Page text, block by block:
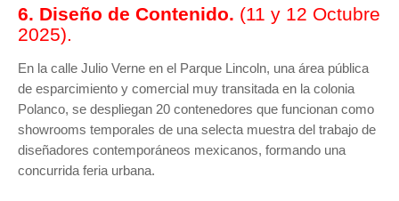
6. Diseño de Contenido. (11 y 12 Octubre
2025).
En la calle Julio Verne en el Parque Lincoln, una área pública
de esparcimiento y comercial muy transitada en la colonia
Polanco, se despliegan 20 contenedores que funcionan como
showrooms temporales de una selecta muestra del trabajo de
diseñadores contemporáneos mexicanos, formando una
concurrida feria urbana.